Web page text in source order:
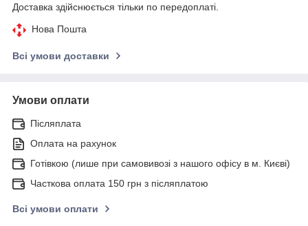
Доставка здійснюється тільки по передоплаті.
Нова Пошта
Всі умови доставки
Умови оплати
Післяплата
Оплата на рахунок
Готівкою (лише при самовивозі з нашого офісу в м. Києві)
Часткова оплата 150 грн з післяплатою
Всі умови оплати